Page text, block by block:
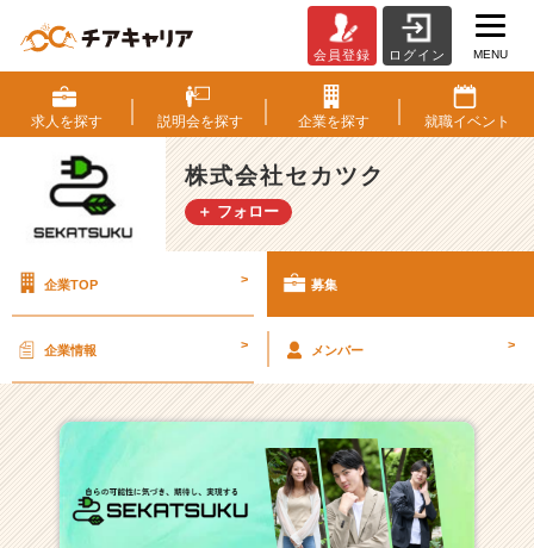
式
会
社
セ
カ
ツ
用/
一
覧
0
2
会員登録 ログイン MENU
求人を探す 説明会を探す 企業を探す 就職イベント
株式会社セカツク
＋ フォロー
企業TOP > 募集
企業情報 > メンバー >